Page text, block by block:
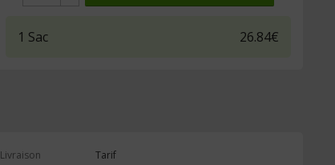
1 Sac 26.84€
Livraison Tarif